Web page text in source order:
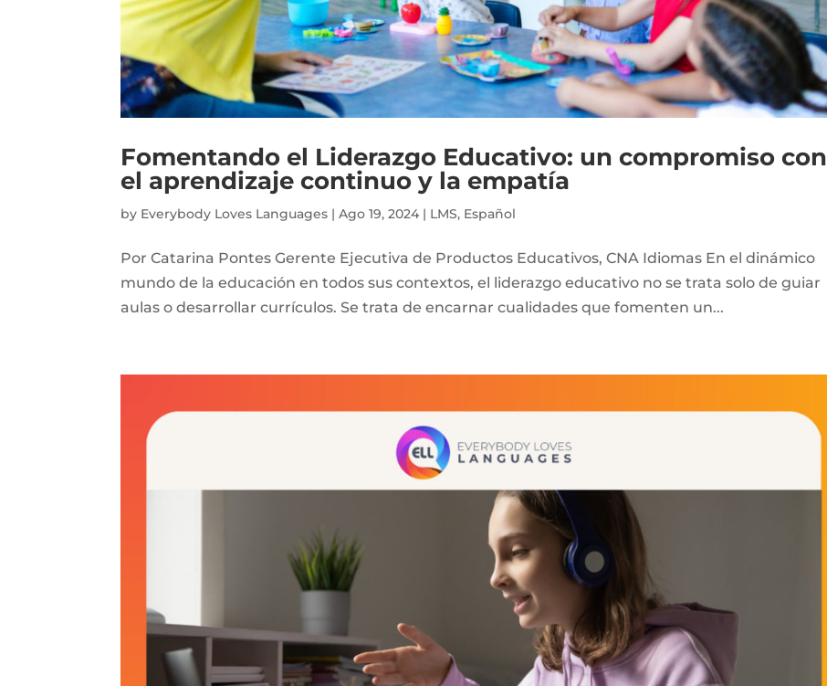
Fomentando el Liderazgo Educativo: un compromiso con
el aprendizaje continuo y la empatía
by Everybody Loves Languages | Ago 19, 2024 | LMS, Español
Por Catarina Pontes Gerente Ejecutiva de Productos Educativos, CNA Idiomas En el dinámico
mundo de la educación en todos sus contextos, el liderazgo educativo no se trata solo de guiar
aulas o desarrollar currículos. Se trata de encarnar cualidades que fomenten un...